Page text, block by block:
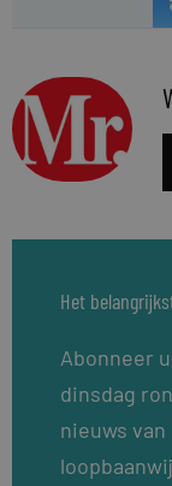
Het
Abonneer
dinsdag
nieuws